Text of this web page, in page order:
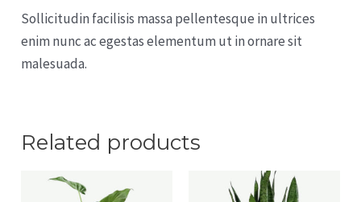
Sollicitudin facilisis massa pellentesque in ultrices
enim nunc ac egestas elementum ut in ornare sit
malesuada.
Related products